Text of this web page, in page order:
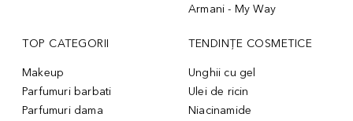
Armani - My Way
TOP CATEGORII
Makeup
Parfumuri barbati
Parfumuri dama
TENDINȚE COSMETICE
Unghii cu gel
Ulei de ricin
Niacinamide